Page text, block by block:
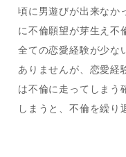
頃に男遊びが出来な
に不倫願望が芽生え不
全ての恋愛経験が少な
ありませんが、恋愛経
は不倫に走ってしまう
しまうと、不倫を繰り